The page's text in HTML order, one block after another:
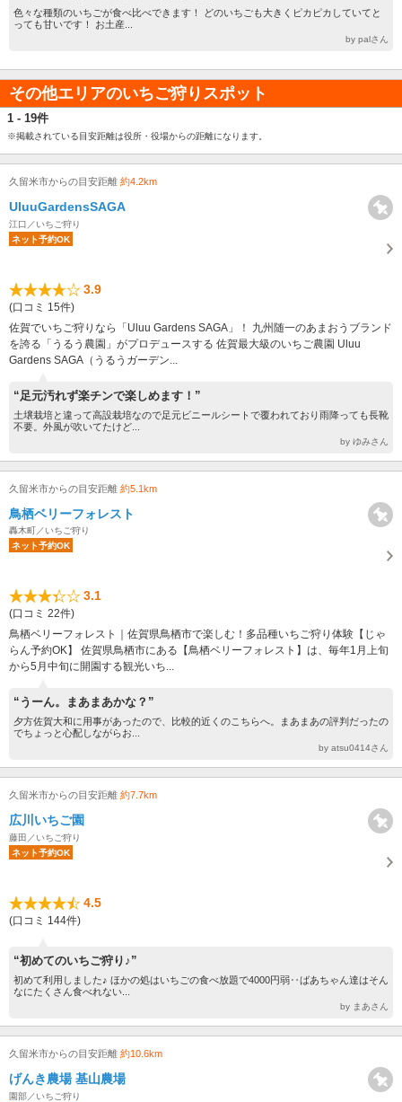
色々な種類のいちごが食べ比べできます！ どのいちごも大きくピカピカしていてと
っても甘いです！ お土産...
by palさん
その他エリアのいちご狩りスポット
1 - 19件
※掲載されている目安距離は役所・役場からの距離になります。
久留米市からの目安距離 約4.2km
UluuGardensSAGA
江口／いちご狩り
ネット予約OK
3.9
(口コミ 15件)
佐賀でいちご狩りなら「Uluu Gardens SAGA」！ 九州随一のあまおうブランド
を誇る「うるう農園」がプロデュースする 佐賀最大級のいちご農園 Uluu
Gardens SAGA（うるうガーデン...
“足元汚れず楽チンで楽しめます！”
土壌栽培と違って高設栽培なので足元ビニールシートで覆われており雨降っても長靴
不要。外風が吹いてたけど...
by ゆみさん
久留米市からの目安距離 約5.1km
鳥栖ベリーフォレスト
轟木町／いちご狩り
ネット予約OK
3.1
(口コミ 22件)
鳥栖ベリーフォレスト｜佐賀県鳥栖市で楽しむ！多品種いちご狩り体験【じゃ
らん予約OK】 佐賀県鳥栖市にある【鳥栖ベリーフォレスト】は、毎年1月上旬
から5月中旬に開園する観光いち...
“うーん。まあまあかな？”
夕方佐賀大和に用事があったので、比較的近くのこちらへ。まあまあの評判だったの
でちょっと心配しながらお...
by atsu0414さん
久留米市からの目安距離 約7.7km
広川いちご園
藤田／いちご狩り
ネット予約OK
4.5
(口コミ 144件)
“初めてのいちご狩り♪”
初めて利用しました♪ ほかの処はいちごの食べ放題で4000円弱‥ばあちゃん達はそん
なにたくさん食べれない...
by まあさん
久留米市からの目安距離 約10.6km
げんき農場 基山農場
園部／いちご狩り